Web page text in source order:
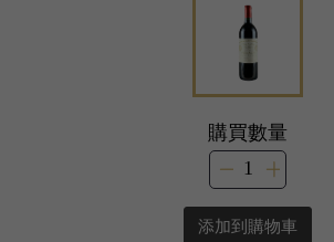
購買數量
添加到購物車